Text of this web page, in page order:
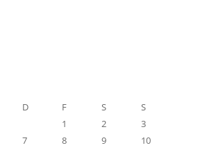
D F S
S
1
2
3
7 8 9
10